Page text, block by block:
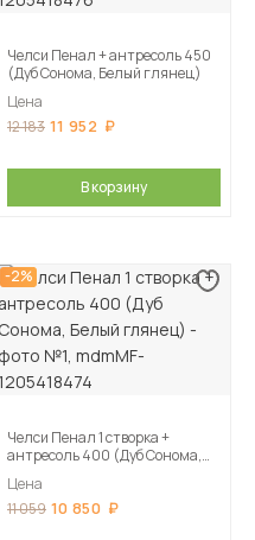
Челси Пенал + антресоль 450
(Дуб Сонома, Белый глянец)
Цена
12 183 11 952
В корзину
-2%
Челси Пенал 1 створка +
антресоль 400 (Дуб Сонома,
Цена
11 059 10 850